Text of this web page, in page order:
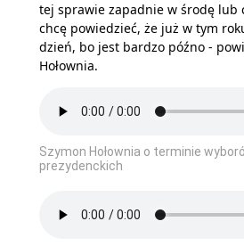
tej sprawie zapadnie w środę lub
chcę powiedzieć, że już w tym
dzień, bo jest bardzo późno -
Hołownia.
Szymon Hołownia o terminie
prezydenckich